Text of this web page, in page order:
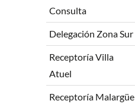
Consulta
Delegación Zona Sur
Receptoría Villa
Atuel
Receptoría Malargüe